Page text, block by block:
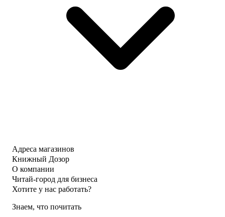
Адреса магазинов
Книжный Дозор
О компании
Читай-город для бизнеса
Хотите у нас работать?
Знаем, что почитать